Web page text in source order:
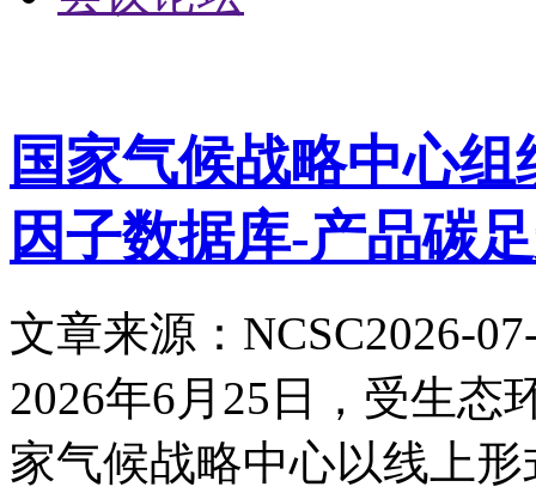
国家气候战略中心
因子数据库-产品碳
文章来源：NCSC2026-
2026年6月25日，受生态
家气候战略中心以线上